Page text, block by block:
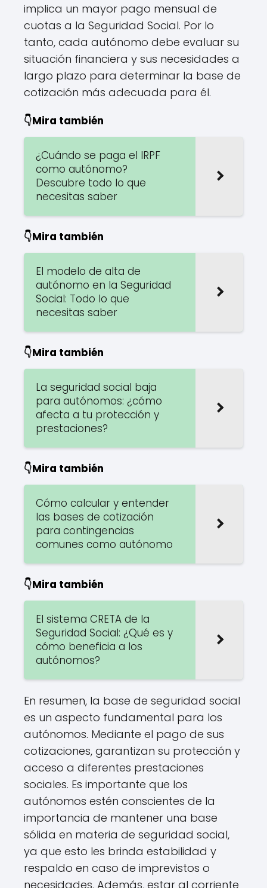
implica un mayor pago mensual de
cuotas a la Seguridad Social. Por lo
tanto, cada autónomo debe evaluar su
situación financiera y sus necesidades a
largo plazo para determinar la base de
cotización más adecuada para él.
👇Mira también
¿Cuándo se paga el IRPF
como autónomo?
Descubre todo lo que
necesitas saber
👇Mira también
El modelo de alta de
autónomo en la Seguridad
Social: Todo lo que
necesitas saber
👇Mira también
La seguridad social baja
para autónomos: ¿cómo
afecta a tu protección y
prestaciones?
👇Mira también
Cómo calcular y entender
las bases de cotización
para contingencias
comunes como autónomo
👇Mira también
El sistema CRETA de la
Seguridad Social: ¿Qué es y
cómo beneficia a los
autónomos?
En resumen, la base de seguridad social
es un aspecto fundamental para los
autónomos. Mediante el pago de sus
cotizaciones, garantizan su protección y
acceso a diferentes prestaciones
sociales. Es importante que los
autónomos estén conscientes de la
importancia de mantener una base
sólida en materia de seguridad social,
ya que esto les brinda estabilidad y
respaldo en caso de imprevistos o
necesidades. Además, estar al corriente